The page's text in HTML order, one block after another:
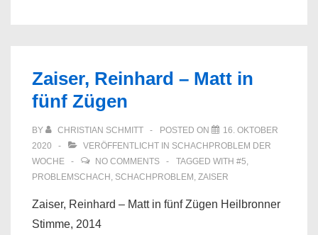
Zaiser, Reinhard – Matt in
fünf Zügen
BY CHRISTIAN SCHMITT POSTED ON
16. OKTOBER
2020
VERÖFFENTLICHT IN SCHACHPROBLEM DER
WOCHE
NO COMMENTS TAGGED WITH #5,
PROBLEMSCHACH , SCHACHPROBLEM , ZAISER
Zaiser, Reinhard – Matt in fünf Zügen Heilbronner
Stimme, 2014